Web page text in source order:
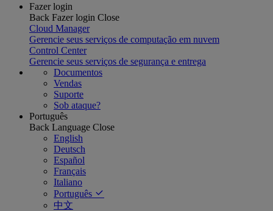
Fazer login
Back Fazer login Close
Cloud Manager
Gerencie seus serviços de computação em nuvem
Control Center
Gerencie seus serviços de segurança e entrega
Documentos
Vendas
Suporte
Sob ataque?
Português
Back Language Close
English
Deutsch
Español
Français
Italiano
Português
中文